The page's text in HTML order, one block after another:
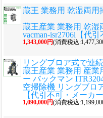
蔵王 業務用 乾湿両用
蔵王産業 業務用 乾湿
vacman-isr2706l【代
1,343,000円(消費税込
リングブロア式で連
蔵王産業 業務用 産業
ー バックマン
空掃除機 リングブロ
【代引不可・メーカー
1,090,000円(消費税込